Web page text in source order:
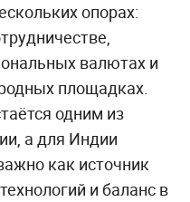
опорах:
валютах и
площадках.
одним из
а для Индии
как источник
и баланс в